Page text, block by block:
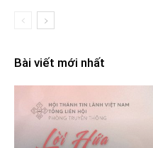
Bài viết mới nhất